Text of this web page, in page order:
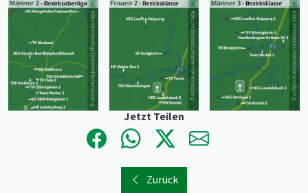
Jetzt Teilen
Zurück